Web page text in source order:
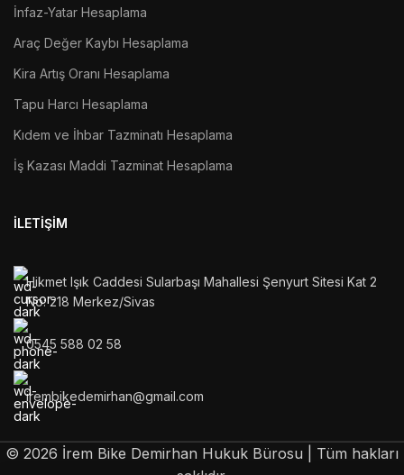
İnfaz-Yatar Hesaplama
Araç Değer Kaybı Hesaplama
Kira Artış Oranı Hesaplama
Tapu Harcı Hesaplama
Kıdem ve İhbar Tazminatı Hesaplama
İş Kazası Maddi Tazminat Hesaplama
İLETIŞIM
Hikmet Işık Caddesi Sularbaşı Mahallesi Şenyurt Sitesi Kat 2
No: 218 Merkez/Sivas
0545 588 02 58
irembikedemirhan@gmail.com
© 2026 İrem Bike Demirhan Hukuk Bürosu | Tüm hakları